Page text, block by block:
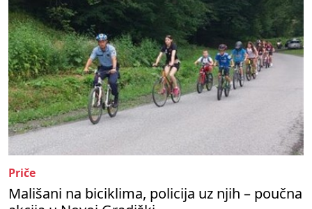
Priče
Mališani na biciklima, policija uz njih – poučna